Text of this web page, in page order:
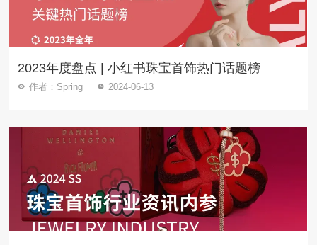
2023年度盘点 | 小红书珠宝首饰热门话题榜
作者：Spring 2024-06-13